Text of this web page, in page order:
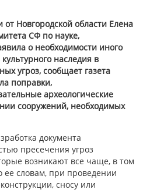
Новгородской области Елена
СФ по науке,
о необходимости иного
наследия в
угроз, сообщает газета
поправки,
археологические
сооружений, необходимых
документа
пресечения угроз
возникают все чаще, в том
ее словам, при проведении
сносу или